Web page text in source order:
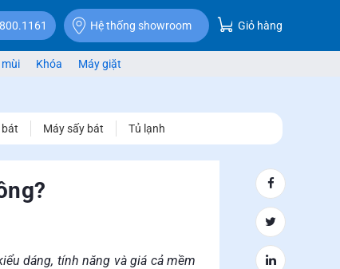
Hệ thống showroom Giỏ hàng
Khóa Máy giặt
Máy sấy bát Tủ lạnh
dáng, tính năng và giá cả mềm